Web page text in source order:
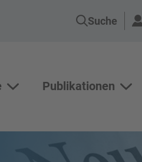
Suche
Unterseiten von Projekte
Publikationen